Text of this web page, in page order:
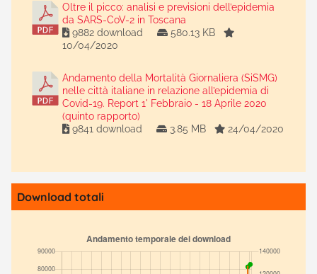
Oltre il picco: analisi e previsioni dell’epidemia
da SARS-CoV-2 in Toscana
9882 download
580.13 KB
10/04/2020
Andamento della Mortalità Giornaliera (SiSMG)
nelle città italiane in relazione all’epidemia di
Covid-19. Report 1' Febbraio - 18 Aprile 2020
(quinto rapporto)
9841 download
3.85 MB 24/04/2020
Download totali